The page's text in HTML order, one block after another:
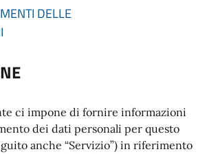
DELLE
ci impone di fornire informazioni
dei dati personali per questo
anche “Servizio”) in riferimento